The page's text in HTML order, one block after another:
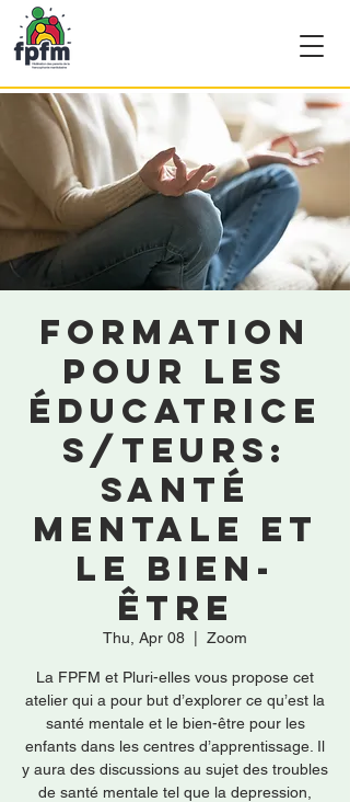
Formation
pour les
éducatrice
s/teurs:
Santé
mentale et
le bien-
être
Thu, Apr 08 Zoom
La FPFM et Pluri-elles vous propose cet
atelier qui a pour but d’explorer ce qu’est la
santé mentale et le bien-être pour les
enfants dans les centres d’apprentissage. Il
y aura des discussions au sujet des troubles
de santé mentale tel que la depression,